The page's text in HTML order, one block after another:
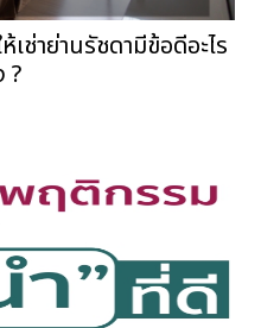
ช่าย่านรัชดามีข้อดีอะไร
?